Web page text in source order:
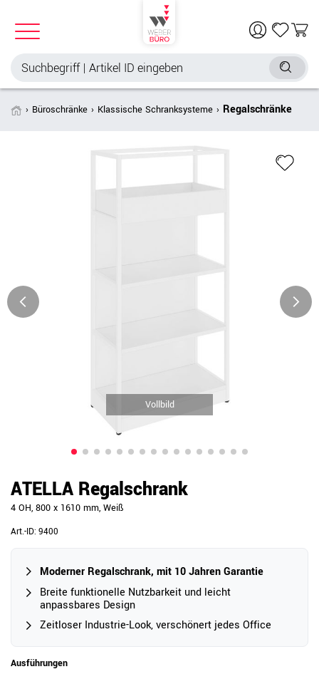
Büroschränke Klassische Schranksysteme Regalschränke
Vollbild
ATELLA Regalschrank
4 OH, 800 x 1610 mm, Weiß
Art.-ID: 9400
Moderner Regalschrank, mit 10 Jahren Garantie
Breite funktionelle Nutzbarkeit und leicht
anpassbares Design
Zeitloser Industrie-Look, verschönert jedes Office
Ausführungen